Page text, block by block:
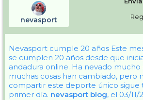
nevasport
Nevasport cumple 20 años Este
se cumplen 20 años desde que
andadura online. Ha nevado
muchas cosas han cambiado, pero
compartir este deporte único sigue
primer día. nevasport blog, el 03/11/